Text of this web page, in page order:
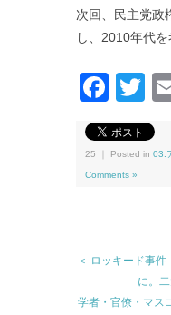
次回、民主党政
し、2010年代を
25 ｜ Posted in 03.
Comments »
＜ ロッキード事
に。
学者・官僚・マス